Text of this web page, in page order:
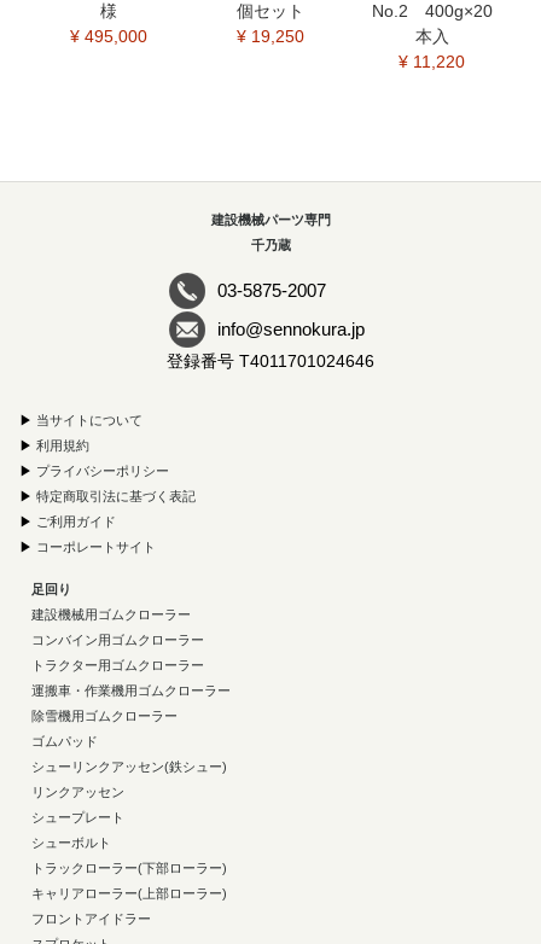
様
¥ 495,000
個セット
¥ 19,250
No.2 400g×20
本入
¥ 11,220
建設機械パーツ専門
千乃蔵
03-5875-2007
info@sennokura.jp
登録番号 T4011701024646
▶ 当サイトについて
▶ 利用規約
▶ プライバシーポリシー
▶ 特定商取引法に基づく表記
▶ ご利用ガイド
▶ コーポレートサイト
足回り
建設機械用ゴムクローラー
コンバイン用ゴムクローラー
トラクター用ゴムクローラー
運搬車・作業機用ゴムクローラー
除雪機用ゴムクローラー
ゴムパッド
シューリンクアッセン(鉄シュー)
リンクアッセン
シュープレート
シューボルト
トラックローラー(下部ローラー)
キャリアローラー(上部ローラー)
フロントアイドラー